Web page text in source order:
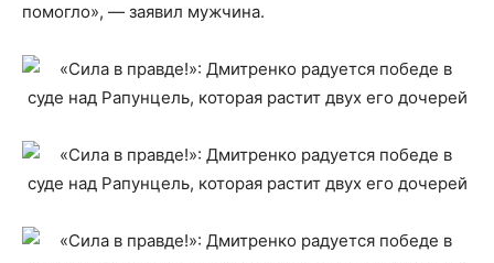
помогло», — заявил мужчина.